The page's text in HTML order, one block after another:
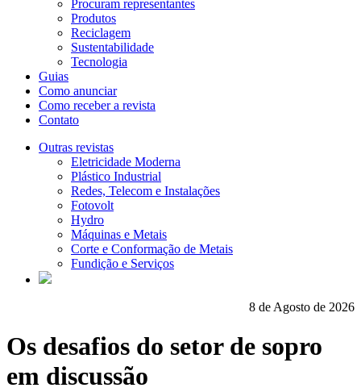
Procuram representantes
Produtos
Reciclagem
Sustentabilidade
Tecnologia
Guias
Como anunciar
Como receber a revista
Contato
Outras revistas
Eletricidade Moderna
Plástico Industrial
Redes, Telecom e Instalações
Fotovolt
Hydro
Máquinas e Metais
Corte e Conformação de Metais
Fundição e Serviços
8 de Agosto de 2026
Os desafios do setor de sopro
em discussão